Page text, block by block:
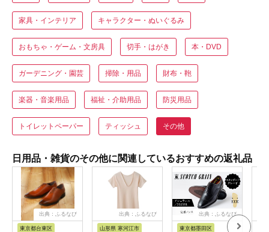
家具・インテリア キャラクター・ぬいぐるみ
おもちゃ・ゲーム・文房具 切手・はがき 本・DVD
ガーデニング・園芸 掃除・用品 財布・鞄
楽器・音楽用品 福祉・介助用品 防災用品
トイレットペーパー ティッシュ その他
日用品・雑貨のその他に関連しているおすすめの返礼品
出典：ふるなび
東京都台東区
出典：ふるなび
山形県 寒河江市
出典：ふるなび
東京都墨田区